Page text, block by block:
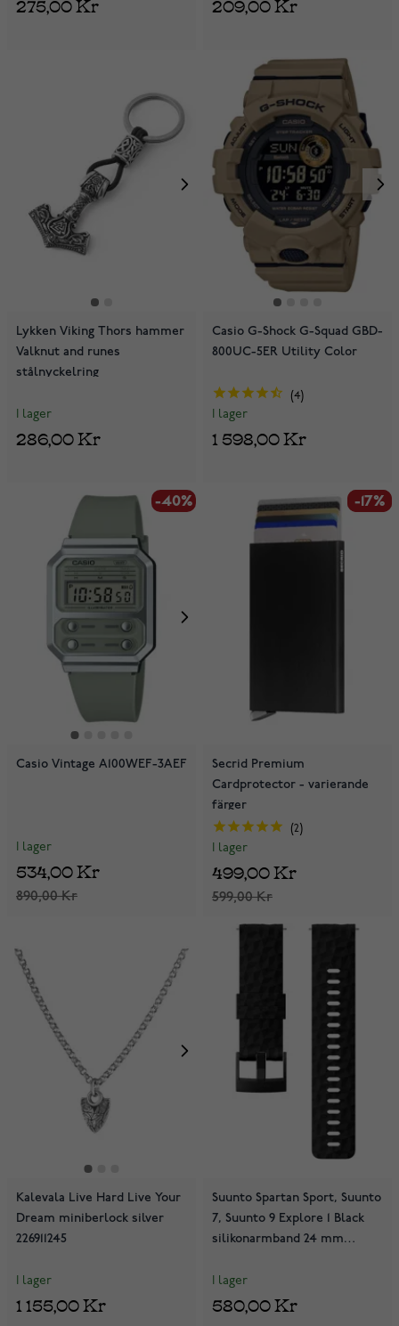
Lykken Viking Thors hammer
Valknut and runes
stålnyckelring
I lager
286,00 Kr
Casio G-Shock G-Squad GBD-
800UC-5ER Utility Color
4
I lager
1 598,00 Kr
-40%
Casio Vintage A100WEF-3AEF
I lager
890,00 Kr
534,00 Kr
-17%
-17%
Secrid Premium
Cardprotector - varierande
färger
2
I lager
599,00 Kr
499,00 Kr
Kalevala Live Hard Live Your
Dream miniberlock silver
226911245
I lager
1 155,00 Kr
Suunto Spartan Sport, Suunto
7, Suunto 9 Explore 1 Black
silikonarmband 24 mm
I lager
580,00 Kr